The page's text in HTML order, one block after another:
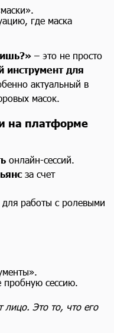
где маска
– это не просто
инструмент для
актуальный в
масок.
на платформе
онлайн-сессий.
за счет
для работы с ролевыми
пробную сессию.
лицо. Это то, что его